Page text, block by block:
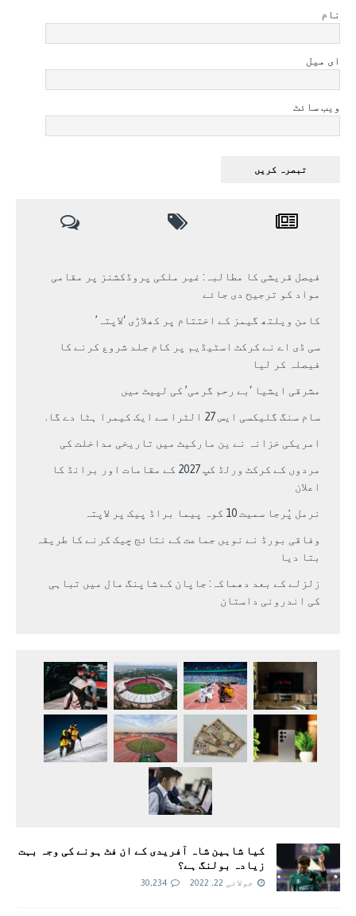
نام
ای میل
ویب سائٹ
فیصل قریشی کا مطالبہ: غیر ملکی پروڈکشنز پر مقامی
مواد کو ترجیح دی جائے
کامن ویلتھ گیمز کے اختتام پر کھلاڑی ‘لاپتہ’
سی ڈی اے نے کرکٹ اسٹیڈیم پر کام جلد شروع کرنے کا
فیصلہ کر لیا
مشرقی ایشیا ‘بے رحم گرمی’ کی لپیٹ میں
سام سنگ گلیکسی ایس 27 الٹرا سے ایک کیمرا ہٹا دے گا.
امریکی خزانہ نے ین مارکیٹ میں تاریخی مداخلت کی
مردوں کے کرکٹ ورلڈ کپ 2027 کے مقامات اور برانڈ کا
اعلان
نرمل پُرجا سمیت 10 کوہ پیما براڈ پیک پر لاپتہ
وفاقی بورڈ نے نویں جماعت کے نتائج چیک کرنے کا طریقہ
بتا دیا
زلزلے کے بعد دھماکہ: جاپان کے شاپنگ مال میں تباہی
کی اندرونی داستان
کیا شاہین شاہ آفریدی کے ان فٹ ہونے کی وجہ بہت
زیادہ بولنگ ہے؟
جولائی 22, 2022 30,234